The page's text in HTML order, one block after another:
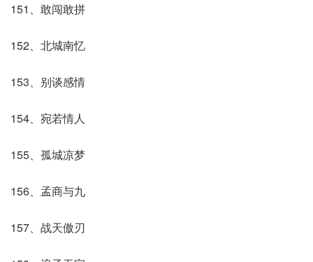
151、敢闯敢拼
152、北城南忆
153、别谈感情
154、宛若情人
155、孤城凉梦
156、孟商与九
157、战天傲刃